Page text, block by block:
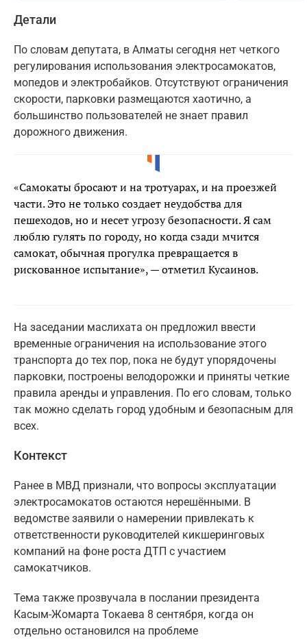
Детали
По словам депутата, в Алматы сегодня нет четкого
регулирования использования электросамокатов,
мопедов и электробайков. Отсутствуют ограничения
скорости, парковки размещаются хаотично, а
большинство пользователей не знает правил
дорожного движения.
«Самокаты бросают и на тротуарах, и на проезжей
части. Это не только создает неудобства для
пешеходов, но и несет угрозу безопасности. Я сам
люблю гулять по городу, но когда сзади мчится
самокат, обычная прогулка превращается в
рискованное испытание», — отметил Кусаинов.
На заседании маслихата он предложил ввести
временные ограничения на использование этого
транспорта до тех пор, пока не будут упорядочены
парковки, построены велодорожки и приняты четкие
правила аренды и управления. По его словам, только
так можно сделать город удобным и безопасным для
всех.
Контекст
Ранее в МВД признали, что вопросы эксплуатации
электросамокатов остаются нерешёнными. В
ведомстве заявили о намерении привлекать к
ответственности руководителей кикшеринговых
компаний на фоне роста ДТП с участием
самокатчиков.
Тема также прозвучала в послании президента
Касым-Жомарта Токаева 8 сентября, когда он
отдельно остановился на проблеме